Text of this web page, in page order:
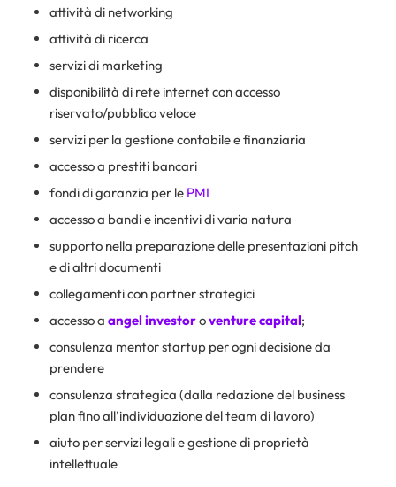
attività di networking
attività di ricerca
servizi di marketing
disponibilità di rete internet con accesso
riservato/pubblico veloce
servizi per la gestione contabile e finanziaria
accesso a prestiti bancari
fondi di garanzia per le PMI
accesso a bandi e incentivi di varia natura
supporto nella preparazione delle presentazioni pitch
e di altri documenti
collegamenti con partner strategici
accesso a angel investoroventure capital;
consulenza mentor startup per ogni decisione da
prendere
consulenza strategica (dalla redazione del business
plan fino all’individuazione del team di lavoro)
aiuto per servizi legali e gestione di proprietà
intellettuale